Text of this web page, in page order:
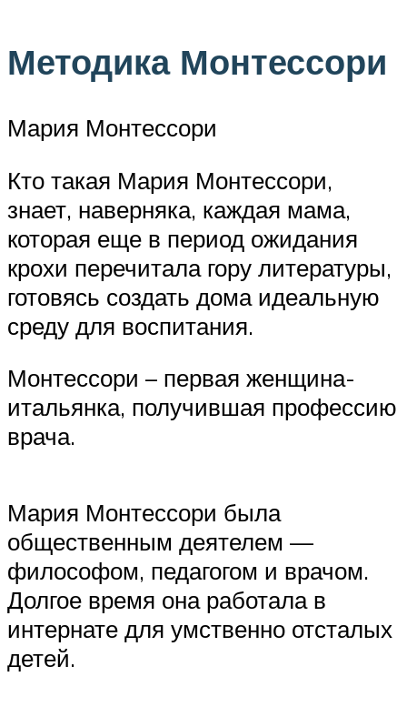
Методика Монтессори
Мария Монтессори
Кто такая Мария Монтессори,
знает, наверняка, каждая мама,
которая еще в период ожидания
крохи перечитала гору литературы,
готовясь создать дома идеальную
среду для воспитания.
Монтессори – первая женщина-
итальянка, получившая профессию
врача.
Мария Монтессори была
общественным деятелем —
философом, педагогом и врачом.
Долгое время она работала в
интернате для умственно отсталых
детей.